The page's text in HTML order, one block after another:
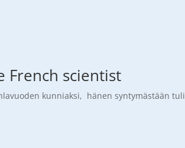
French scientist
kunniaksi, hänen syntymästään tuli